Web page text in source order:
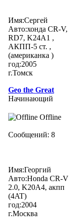
Имя:Сергей
Авто:хонда CR-V,
RD7, K24A1 ,
АКПП-5 ст. ,
(американка )
год:2005
г.Томск
Geo the Great
Начинающий
Offline
Сообщений: 8
Имя:Георгий
Авто:Honda CR-V
2.0, K20A4, акпп
(4AT)
год:2004
г.Москва